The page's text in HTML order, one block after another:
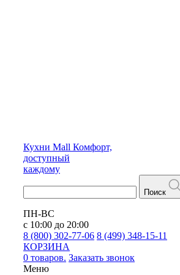
Кухни Mall Комфорт,
доступный
каждому
Поиск
ПН-ВС
с 10:00 до 20:00
8 (800) 302-77-06 8 (499) 348-15-11
КОРЗИНА
0 товаров. Заказать звонок
Меню